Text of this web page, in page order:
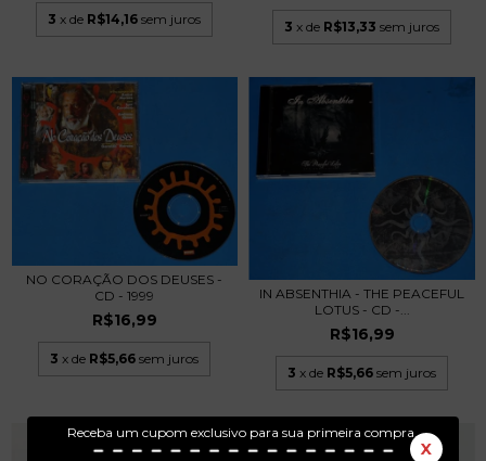
Receba um cupom exclusivo para sua primeira compra.
X
3 x de R$14,16 sem juros 3 x de R$13,33 sem juros
NO CORAÇÃO DOS DEUSES -
CD - 1999
R$16,99
3 x de R$5,66 sem juros
IN ABSENTHIA - THE PEACEFUL
LOTUS - CD -...
R$16,99
3 x de R$5,66 sem juros